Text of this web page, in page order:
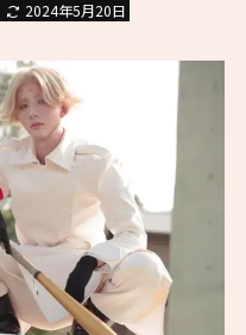
2024年5月20日